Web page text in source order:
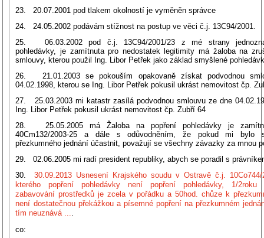
23. 20.07.2001 pod tlakem okolností je vyměněn správce
24. 24.05.2002 podávám stížnost na postup ve věci č.j. 13C94/2001.
25. 06.03.2002 pod č.j. 13C94/2001/23 z mé strany
pohledávky, je zamítnuta pro nedostatek legitimity má žaloba na
smlouvy, kterou použil Ing. Libor Petřek jako základ smyšlené
26. 21.01.2003 se pokouším opakovaně získat podvodnou
04.02.1998, kterou se Ing. Libor Petřek pokusil ukrást nemovitost čp.
27. 25.03.2003 mi katastr zasílá podvodnou smlouvu ze dne
Ing. Libor Petřek pokusil ukrást nemovitost čp. Zubří 64
28. 25.05.2005 má Žaloba na popření pohledávky je
40Cm132/2003-25 a dále s odůvodněním, že pokud mi bylo
přezkumného jednání účastnit, považují se všechny závazky za mnou
29. 02.06.2005 mi radí president republiky, abych se poradil s
30.30.09.2013 Usnesení Krajského soudu v Ostravě č.j. 10Co744/
kterého popření pohledávky není popření pohledávky, 1/2roku
zabavování prostředků je zcela v pořádku a 50hod. chůze k
není dostatečnou překážkou a písemné popření na přezkumném
tím neuznává ....
co: